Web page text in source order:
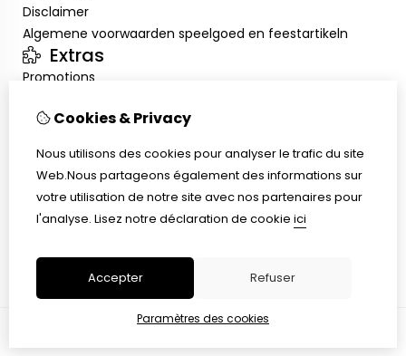
Disclaimer
Algemene voorwaarden speelgoed en feestartikeln
Extras
Promotions
Inloggen
Service client
Retour de marchandise
Cookies & Privacy
Nous utilisons des cookies pour analyser le trafic du site
Web.Nous partageons également des informations sur
votre utilisation de notre site avec nos partenaires pour
l'analyse. Lisez notre déclaration de cookie ici
Accepter Refuser
Paramètres des cookies